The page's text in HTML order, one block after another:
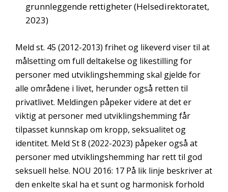
grunnleggende rettigheter (Helsedirektoratet,
2023)
Meld st. 45 (2012-2013) frihet og likeverd viser til at
målsetting om full deltakelse og likestilling for
personer med utviklingshemming skal gjelde for
alle områdene i livet, herunder også retten til
privatlivet. Meldingen påpeker videre at det er
viktig at personer med utviklingshemming får
tilpasset kunnskap om kropp, seksualitet og
identitet. Meld St 8 (2022-2023) påpeker også at
personer med utviklingshemming har rett til god
seksuell helse. NOU 2016: 17 På lik linje beskriver at
den enkelte skal ha et sunt og harmonisk forhold